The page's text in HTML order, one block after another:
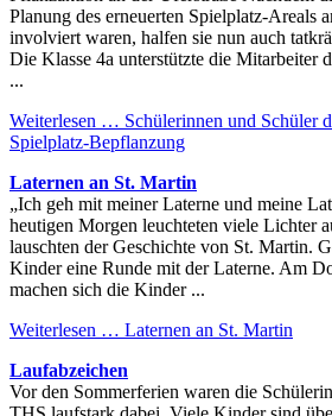
Planung des erneuerten Spielplatz-Areals
involviert waren, halfen sie nun auch
Die Klasse 4a unterstützte die Mitarbeiter
...
Weiterlesen … Schülerinnen und Schüler
Spielplatz-Bepflanzung
Laternen an St. Martin
„Ich geh mit meiner Laterne und meine
heutigen Morgen leuchteten viele Lichter
lauschten der Geschichte von St. Martin.
Kinder eine Runde mit der Laterne. Am
machen sich die Kinder ...
Weiterlesen … Laternen an St. Martin
Laufabzeichen
Vor den Sommerferien waren die